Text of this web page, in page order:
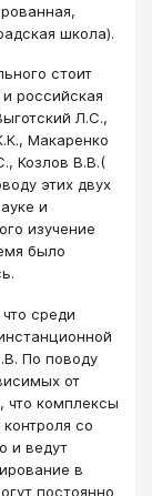
школа).
стоит
российская
Л.С.,
Макаренко
Козлов В.В.(
этих двух
и
изучение
было
среди
По поводу
от
что комплексы
со
и ведут
в
постоянно